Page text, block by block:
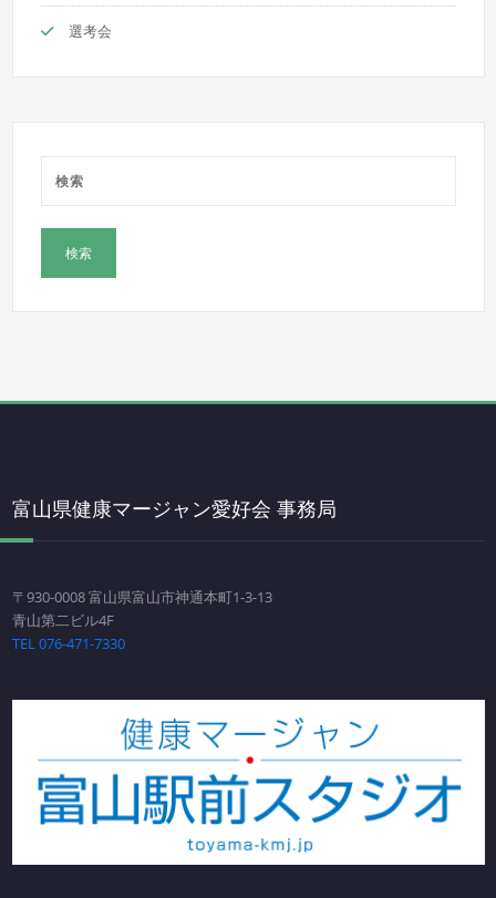
選考会
富山県健康マージャン愛好会 事務局
〒930-0008 富山県富山市神通本町1-3-13
青山第二ビル4F
TEL 076-471-7330